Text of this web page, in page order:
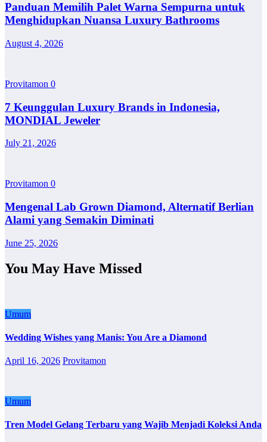
Panduan Memilih Palet Warna Sempurna untuk
Menghidupkan Nuansa Luxury Bathrooms
August 4, 2026
Provitamon 0
7 Keunggulan Luxury Brands in Indonesia,
MONDIAL Jeweler
July 21, 2026
Provitamon 0
Mengenal Lab Grown Diamond, Alternatif Berlian
Alami yang Semakin Diminati
June 25, 2026
You May Have Missed
Umum
Wedding Wishes yang Manis: You Are a Diamond
April 16, 2026 Provitamon
Umum
Tren Model Gelang Terbaru yang Wajib Menjadi Koleksi Anda